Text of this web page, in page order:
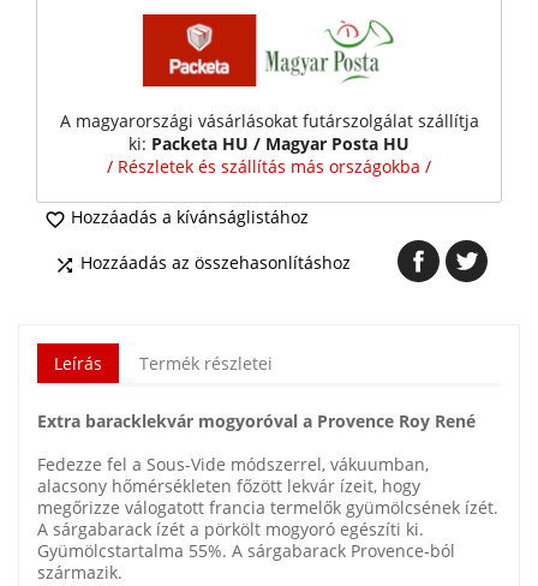
A magyarországi vásárlásokat futárszolgálat szállítja
ki: Packeta HU / Magyar Posta HU
/ Részletek és szállítás más országokba /
 Hozzáadás a kívánságlistához
 Hozzáadás az összehasonlításhoz
Leírás Termék részletei
Extra baracklekvár mogyoróval a Provence Roy René
Fedezze fel a Sous-Vide módszerrel, vákuumban,
alacsony hőmérsékleten főzött lekvár ízeit, hogy
megőrizze válogatott francia termelők gyümölcsének ízét.
A sárgabarack ízét a pörkölt mogyoró egészíti ki.
Gyümölcstartalma 55%. A sárgabarack Provence-ból
származik.